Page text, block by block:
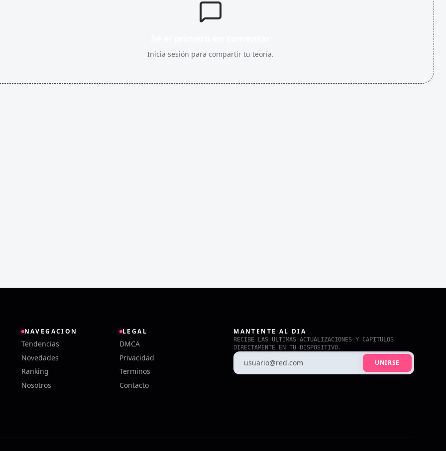
Inicia sesión para compartir tu teoría.
NAVEGACION
Tendencias
Novedades
Ranking
Nosotros
LEGAL
DMCA
Privacidad
Terminos
Contacto
MANTENTE AL DIA
RECIBE LAS ULTIMAS ACTUALIZACIONES Y CAPITULOS
DIRECTAMENTE EN TU DISPOSITIVO.
UNIRSE